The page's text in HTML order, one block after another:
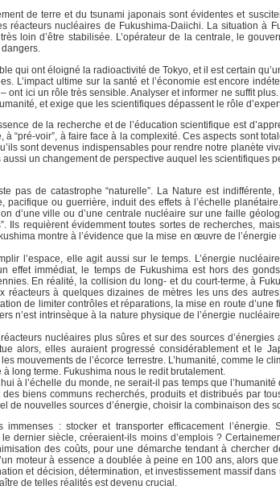
de terre et du tsunami japonais sont évidentes et
réacteurs nucléaires de Fukushima-Daiichi. La situation à
loin d’être stabilisée. L’opérateur de la centrale, le
qui ont éloigné la radioactivité de Tokyo, et il est certain
L’impact ultime sur la santé et l’économie est encore
ont ici un rôle très sensible. Analyser et informer ne suffit
et exige que les scientifiques dépassent le rôle
de la recherche et de l’éducation scientifique est
à “pré-voir”, à faire face à la complexité. Ces aspects sont
sont devenus indispensables pour rendre notre planète
un changement de perspective auquel les scientifiques
pas de catastrophe “naturelle”. La Nature est
pacifique ou guerrière, induit des effets à l’échelle
d’une ville ou d’une centrale nucléaire sur une faille
Ils requièrent évidemment toutes sortes de recherches,
montre à l’évidence que la mise en œuvre de
l’espace, elle agit aussi sur le temps. L’énergie
effet immédiat, le temps de Fukushima est hors des
En réalité, la collision du long- et du court-terme, à
réacteurs à quelques dizaines de mètres les uns des
de limiter contrôles et réparations, la mise en route
n’est intrinsèque à la nature physique de l’énergie
nucléaires plus sûres et sur des sources
alors, elles auraient progressé considérablement et le
mouvements de l’écorce terrestre. L’humanité, comme le
long terme. Fukushima nous le redit brutalement.
à l’échelle du monde, ne serait-il pas temps que
des biens communs recherchés, produits et distribués par
de nouvelles sources d’énergie, choisir la combinaison
: stocker et transporter efficacement
dernier siècle, créeraient-ils moins d’emplois ?
des coûts, pour une démarche tendant à chercher
moteur à essence a doublée à peine en 100 ans, alors
et décision, détermination, et investissement massif
de telles réalités est devenu crucial.